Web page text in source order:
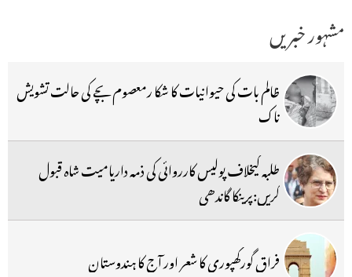
مشہور خبریں
ظالم بات کی حیوانیات کا شکا رمعصوم بچے کی حالت تشویش
ناک
طلبہ کیخلاف پولیس کارروائی کی ذمہ داریامیت شاہ قبول
کریں:پرینکا گاندھی
فراق گورکھپوری کا شعر اور آج کا ہندوستان